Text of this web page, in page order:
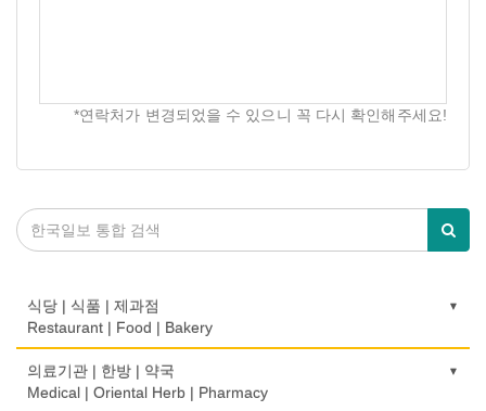
*연락처가 변경되었을 수 있으니 꼭 다시 확인해주세요!
식당 | 식품 | 제과점
Restaurant | Food | Bakery
농장
Farm
의료기관 | 한방 | 약국
Medical | Oriental Herb | Pharmacy